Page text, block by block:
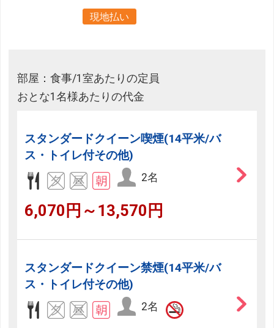
現地払い
部屋：食事/1室あたりの定員
おとな1名様あたりの代金
スタンダードクイーン喫煙(14平米/バ
ス・トイレ付その他)
2名
6,070円～13,570円
スタンダードクイーン禁煙(14平米/バ
ス・トイレ付その他)
2名